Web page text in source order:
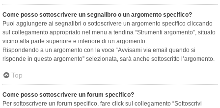
Come posso sottoscrivere un segnalibro o un argomento specifico?
Puoi aggiungere ai segnalibri o sottoscrivere un argomento specifico cliccando
sul collegamento appropriato nel menu a tendina “Strumenti argomento”, situato
vicino alla parte superiore e inferiore di un argomento.
Rispondendo a un argomento con la voce “Avvisami via email quando si
risponde in questo argomento” selezionata, sarà anche sottoscritto l’argomento.
Top
Come posso sottoscrivere un forum specifico?
Per sottoscrivere un forum specifico, fare click sul collegamento “Sottoscrivi